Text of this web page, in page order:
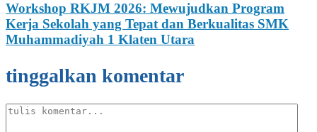
Workshop RKJM 2026: Mewujudkan Program
Kerja Sekolah yang Tepat dan Berkualitas SMK
Muhammadiyah 1 Klaten Utara
tinggalkan komentar